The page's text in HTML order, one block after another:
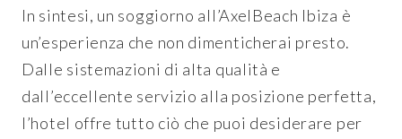
In sintesi, un soggiorno all’AxelBeach Ibiza è
un’esperienza che non dimenticherai presto.
Dalle sistemazioni di alta qualità e
dall’eccellente servizio alla posizione perfetta,
l’hotel offre tutto ciò che puoi desiderare per